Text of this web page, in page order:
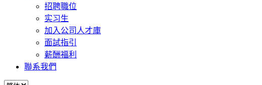
招聘職位
实习生
加入公司人才庫
面試指引
薪酬福利
聯系我們